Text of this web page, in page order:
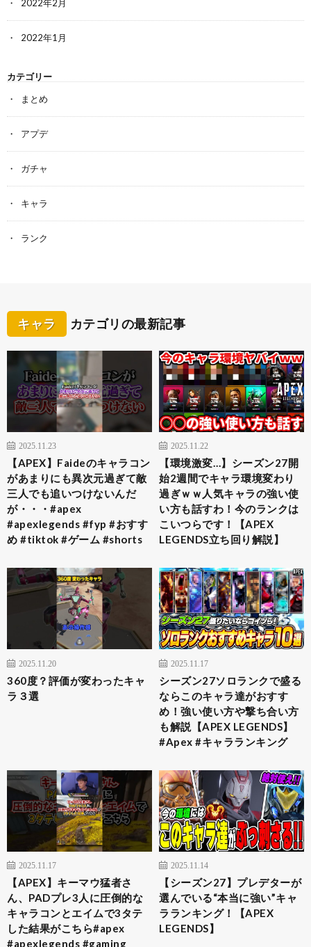
2022年2月
2022年1月
カテゴリー
まとめ
アプデ
ガチャ
キャラ
ランク
キャラ カテゴリの最新記事
2025.11.23
【APEX】Faideのキャラコン
があまりにも異次元過ぎて敵
三人でも追いつけないんだ
が・・・#apex
#apexlegends #fyp #おすす
め #tiktok #ゲーム #shorts
2025.11.22
【環境激変…】シーズン27開
始2週間でキャラ環境変わり
過ぎｗｗ人気キャラの強い使
い方も話すわ！今のランクは
こいつらです！【APEX
LEGENDS立ち回り解説】
2025.11.20
360度？評価が変わったキャ
ラ３選
2025.11.17
シーズン27ソロランクで盛る
ならこのキャラ達がおすす
め！強い使い方や撃ち合い方
も解説【APEX LEGENDS】
#Apex #キャラランキング
2025.11.17
【APEX】キーマウ猛者さ
ん、PADプレ3人に圧倒的な
キャラコンとエイムで3タテ
した結果がこちら#apex
#apexlegends #gaming
2025.11.14
【シーズン27】プレデターが
選んでいる“本当に強い”キャ
ラランキング！【APEX
LEGENDS】